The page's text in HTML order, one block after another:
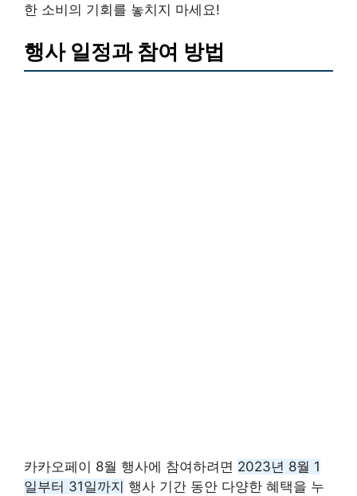
한 소비의 기회를 놓치지 마세요!
행사 일정과 참여 방법
카카오페이 8월 행사에 참여하려면 2023년 8월 1
일부터 31일까지 행사 기간 동안 다양한 혜택을 누